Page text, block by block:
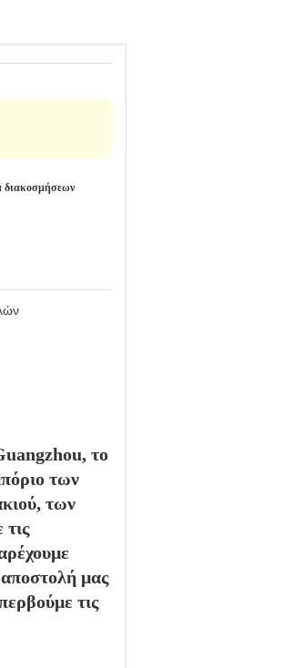
διακοσμήσεων
το
των
των
μας
τις